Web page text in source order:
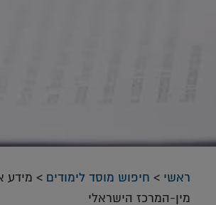
ראשי > חיפוש מוסד לימודים > מידע
מין-המרכז הישראלי